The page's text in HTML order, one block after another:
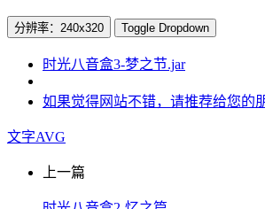
分辨率：240x320 Toggle Dropdown
时光八音盒3-梦之节.jar
如果觉得网站不错，请推荐给您的
文字AVG
上一篇